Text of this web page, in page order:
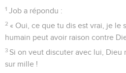
1 Job a répondu :
2 « Oui, ce que tu dis est vrai, je le
humain peut avoir raison contre
3 Si on veut discuter avec lui, Dieu
sur mille !